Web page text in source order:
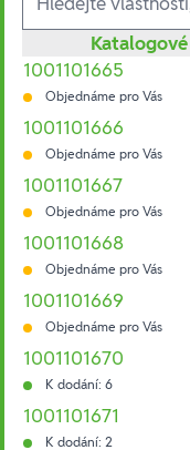
1001101665
Objednáme pro Vás
1001101666
Objednáme pro Vás
1001101667
Objednáme pro Vás
1001101668
Objednáme pro Vás
1001101669
Objednáme pro Vás
1001101670
K dodání: 6
1001101671
K dodání: 2